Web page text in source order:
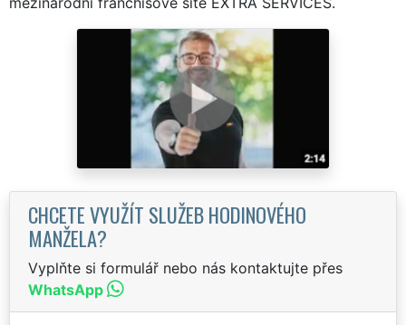
CHCETE VYUŽÍT SLUŽEB HODINOVÉHO
MANŽELA?
Vyplňte si formulář nebo nás kontaktujte přes
WhatsApp